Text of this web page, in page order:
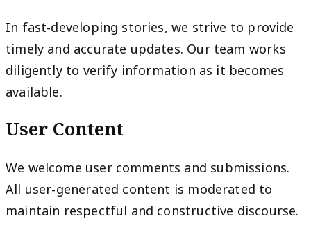
In fast-developing stories, we strive to provide
timely and accurate updates. Our team works
diligently to verify information as it becomes
available.
User Content
We welcome user comments and submissions.
All user-generated content is moderated to
maintain respectful and constructive discourse.